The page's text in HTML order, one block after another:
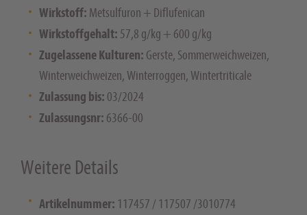
Wirkstoff: Metsulfuron + Diflufenican
Wirkstoffgehalt: 57,8 g/kg + 600 g/kg
Zugelassene Kulturen: Gerste, Sommerweichweizen,
Winterweichweizen, Winterroggen, Wintertriticale
Zulassung bis: 03/2024
Zulassungsnr: 6366-00
Weitere Details
Artikelnummer: 117457 / 117507 /3010774